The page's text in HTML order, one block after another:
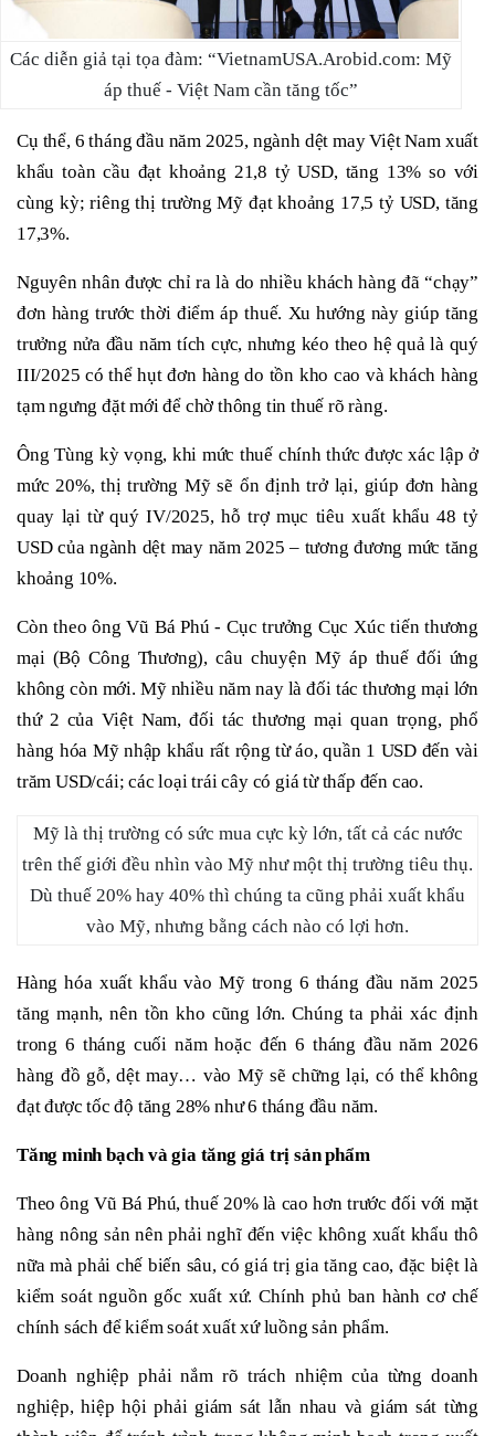
Các diễn giả tại tọa đàm: “VietnamUSA.Arobid.com: Mỹ
áp thuế - Việt Nam cần tăng tốc”
Cụ thể, 6 tháng đầu năm 2025, ngành dệt may Việt Nam xuất
khẩu toàn cầu đạt khoảng 21,8 tỷ USD, tăng 13% so với
cùng kỳ; riêng thị trường Mỹ đạt khoảng 17,5 tỷ USD, tăng
17,3%.
Nguyên nhân được chỉ ra là do nhiều khách hàng đã “chạy”
đơn hàng trước thời điểm áp thuế. Xu hướng này giúp tăng
trưởng nửa đầu năm tích cực, nhưng kéo theo hệ quả là quý
III/2025 có thể hụt đơn hàng do tồn kho cao và khách hàng
tạm ngưng đặt mới để chờ thông tin thuế rõ ràng.
Ông Tùng kỳ vọng, khi mức thuế chính thức được xác lập ở
mức 20%, thị trường Mỹ sẽ ổn định trở lại, giúp đơn hàng
quay lại từ quý IV/2025, hỗ trợ mục tiêu xuất khẩu 48 tỷ
USD của ngành dệt may năm 2025 – tương đương mức tăng
khoảng 10%.
Còn theo ông Vũ Bá Phú - Cục trưởng Cục Xúc tiến thương
mại (Bộ Công Thương), câu chuyện Mỹ áp thuế đối ứng
không còn mới. Mỹ nhiều năm nay là đối tác thương mại lớn
thứ 2 của Việt Nam, đối tác thương mại quan trọng, phổ
hàng hóa Mỹ nhập khẩu rất rộng từ áo, quần 1 USD đến vài
trăm USD/cái; các loại trái cây có giá từ thấp đến cao.
Mỹ là thị trường có sức mua cực kỳ lớn, tất cả các nước
trên thế giới đều nhìn vào Mỹ như một thị trường tiêu thụ.
Dù thuế 20% hay 40% thì chúng ta cũng phải xuất khẩu
vào Mỹ, nhưng bằng cách nào có lợi hơn.
Hàng hóa xuất khẩu vào Mỹ trong 6 tháng đầu năm 2025
tăng mạnh, nên tồn kho cũng lớn. Chúng ta phải xác định
trong 6 tháng cuối năm hoặc đến 6 tháng đầu năm 2026
hàng đồ gỗ, dệt may… vào Mỹ sẽ chững lại, có thể không
đạt được tốc độ tăng 28% như 6 tháng đầu năm.
Tăng minh bạch và gia tăng giá trị sản phẩm
Theo ông Vũ Bá Phú, thuế 20% là cao hơn trước đối với mặt
hàng nông sản nên phải nghĩ đến việc không xuất khẩu thô
nữa mà phải chế biến sâu, có giá trị gia tăng cao, đặc biệt là
kiểm soát nguồn gốc xuất xứ. Chính phủ ban hành cơ chế
chính sách để kiểm soát xuất xứ luồng sản phẩm.
Doanh nghiệp phải nắm rõ trách nhiệm của từng doanh
nghiệp, hiệp hội phải giám sát lẫn nhau và giám sát từng